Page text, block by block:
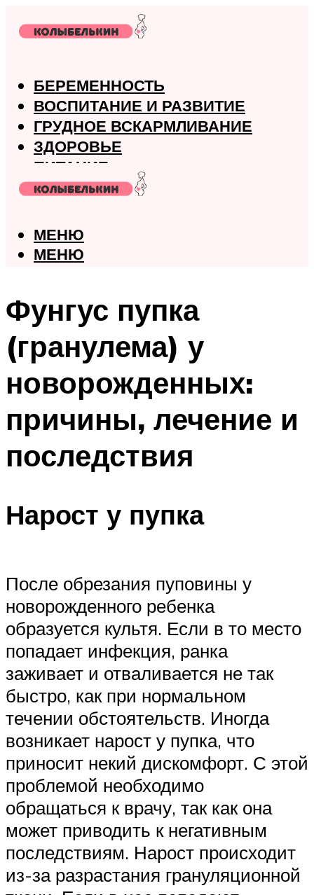
БЕРЕМЕННОСТЬ
ВОСПИТАНИЕ И РАЗВИТИЕ
ГРУДНОЕ ВСКАРМЛИВАНИЕ
ЗДОРОВЬЕ
ПИТАНИЕ
РОДЫ
МЕНЮ
МЕНЮ
Фунгус пупка
(гранулема) у
новорожденных:
причины, лечение и
последствия
Нарост у пупка
После обрезания пуповины у
новорожденного ребенка
образуется культя. Если в то место
попадает инфекция, ранка
заживает и отваливается не так
быстро, как при нормальном
течении обстоятельств. Иногда
возникает нарост у пупка, что
приносит некий дискомфорт. С этой
проблемой необходимо
обращаться к врачу, так как она
может приводить к негативным
последствиям. Нарост происходит
из-за разрастания грануляционной